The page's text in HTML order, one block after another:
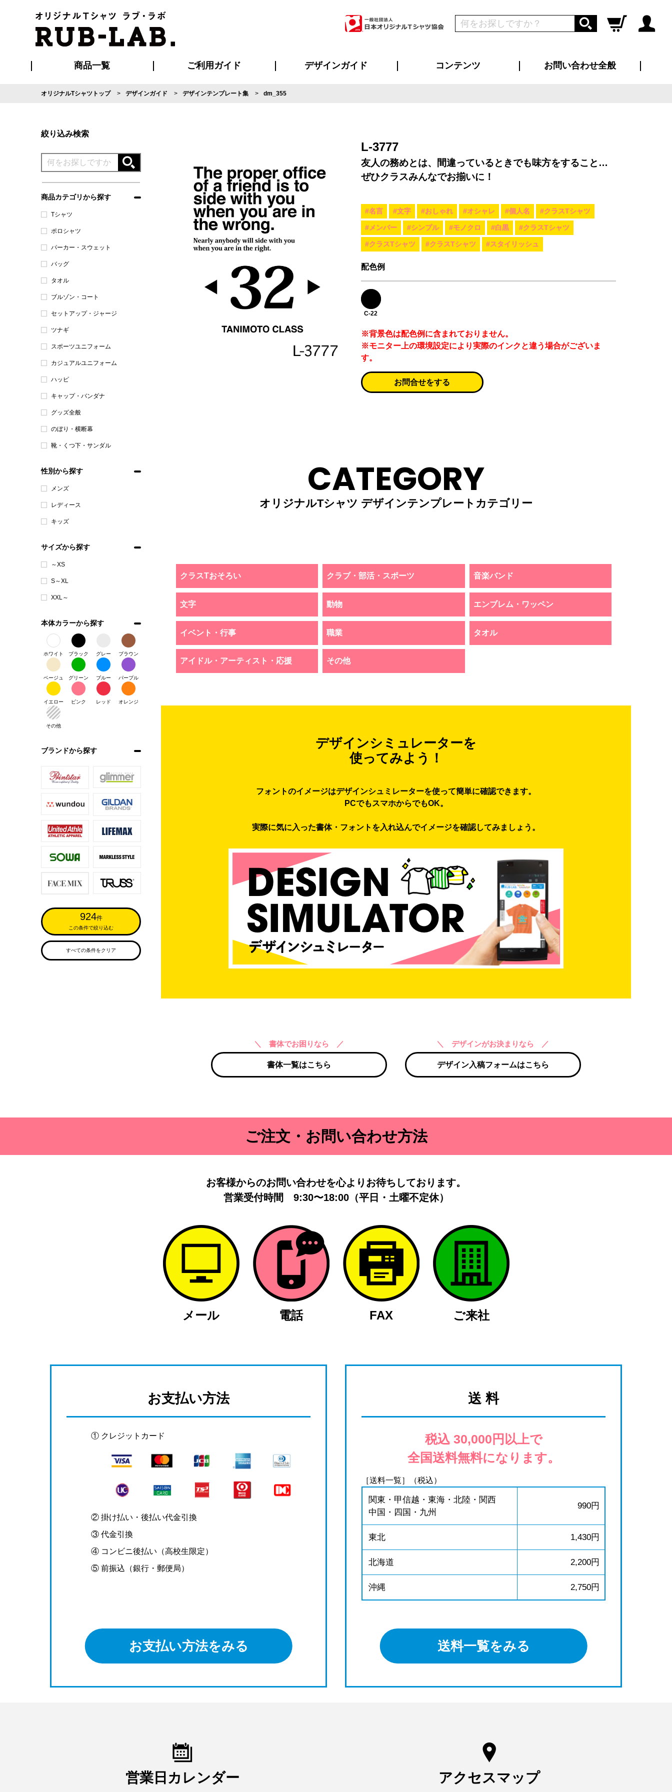
ログイン
商品一覧 ご利用ガイド
ご利用ガイド
はじめての方へ
再注文の方へ
お支払い方法について
割引まとめページ
発送・特急サービスについて
版の保管期限について
マイページ会員のメリット
よくあるご質問
デザインガイド コンテンツ お問い合わせ全般
オリジナルTシャツトップ デザインガイド デザインテンプレート集 dm_355
絞り込み検索
商品カテゴリから探す
Tシャツ
ポロシャツ
パーカー・スウェット
バッグ
タオル
ブルゾン・コート
セットアップ・ジャージ
ツナギ
スポーツユニフォーム
カジュアルユニフォーム
ハッピ
キャップ・バンダナ
グッズ全般
のぼり・横断幕
靴・くつ下・サンダル
性別から探す
メンズ
レディース
キッズ
サイズから探す
～XS
S～XL
XXL～
本体カラーから探す
ホワイト ブラック グレー ブラウン
ベージュ グリーン ブルー パープル
イエロー ピンク レッド オレンジ
その他
ブランドから探す
924件
この条件で絞り込む
すべての条件をクリア
L-3777
友人の務めとは、間違っているときでも味方をすること…
ぜひクラスみんなでお揃いに！
#名言 #文字 #おしゃれ #オシャレ #個人名 #クラスTシャツ
#メンバー #シンプル #モノクロ #白黒 #クラスTシャツ
#クラスTシャツ #クラスTシャツ #スタイリッシュ
配色例
C-22
※背景色は配色例に含まれておりません。
※モニター上の環境設定により実際のインクと違う場合がございま
す。
お問合せをする
CATEGORY
オリジナルTシャツ デザインテンプレートカテゴリー
クラスTおそろい クラブ・部活・スポーツ 音楽バンド
文字 動物 エンブレム・ワッペン
イベント・行事 職業 タオル
アイドル・アーティスト・応援 その他
デザインシミュレーターを
使ってみよう！
フォントのイメージはデザインシュミレーターを使って簡単に確認できます。
PCでもスマホからでもOK。
実際に気に入った書体・フォントを入れ込んでイメージを確認してみましょう。
＼ 書体でお困りなら ／
書体一覧はこちら
＼ デザインがお決まりなら ／
デザイン入稿フォームはこちら
ご注文・お問い合わせ方法
お客様からのお問い合わせを心よりお待ちしております。
営業受付時間 9:30〜18:00（平日・土曜不定休）
メール 電話 FAX ご来社
お支払い方法
① クレジットカード
② 掛け払い・後払い代金引換
③ 代金引換
④ コンビニ後払い（高校生限定）
⑤ 前振込（銀行・郵便局）
お支払い方法をみる
送 料
税込 30,000円以上で
全国送料無料になります。
［送料一覧］（税込）
関東・甲信越・東海・北陸・関西
中国・四国・九州
990円
東北 1,430円
北海道 2,200円
沖縄 2,750円
送料一覧をみる
営業日カレンダー アクセスマップ